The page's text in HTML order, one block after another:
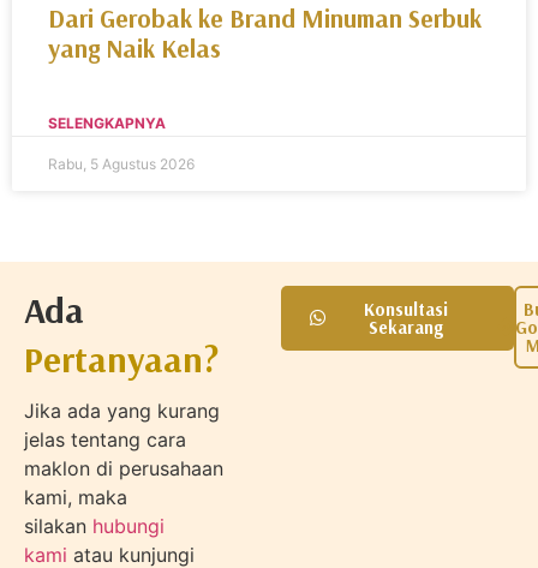
Dari Gerobak ke Brand Minuman Serbuk
yang Naik Kelas
SELENGKAPNYA
Rabu, 5 Agustus 2026
Ada
Pertanyaan?
Jika ada yang kurang
jelas tentang cara
maklon di perusahaan
kami, maka
silakan hubungi
kami atau kunjungi
Konsultasi
Sekarang